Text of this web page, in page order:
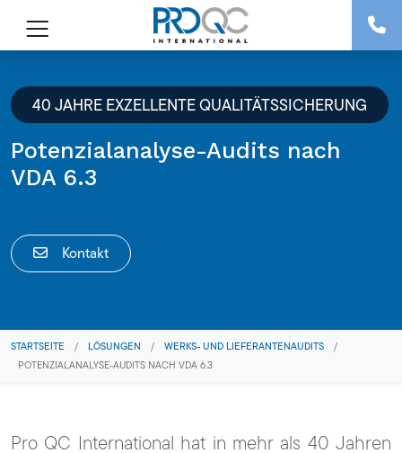
40 JAHRE EXZELLENTE QUALITÄTSSICHERUNG
Potenzialanalyse-Audits nach
VDA 6.3
Kontakt
STARTSEITE / LÖSUNGEN / WERKS- UND LIEFERANTENAUDITS
/
POTENZIALANALYSE-AUDITS NACH VDA 6.3
Pro QC International hat in mehr als 40 Jahren